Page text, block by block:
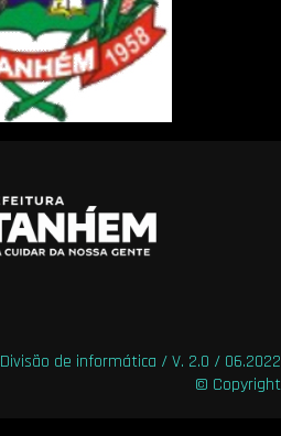
Divisão de informática / V. 2.0 / 06.2022
© Copyright